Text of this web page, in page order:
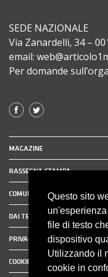
SEDE NAZIONALE
Via Zanardelli, 34 –
email:
Per domande
MAGAZINE
RASSEGNA STAMPA
COMUNICATI STAMPA
DAI TERRITORI
PRIVACY POLICY
COOKIE POLICY
Questo sito
file di testo
dispositivo
Utilizzando il
cookie in